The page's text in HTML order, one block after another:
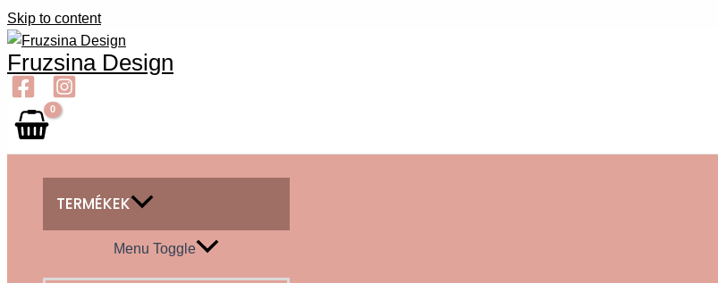
Skip to content
Fruzsina Design
TERMÉKEK
Menu Toggle